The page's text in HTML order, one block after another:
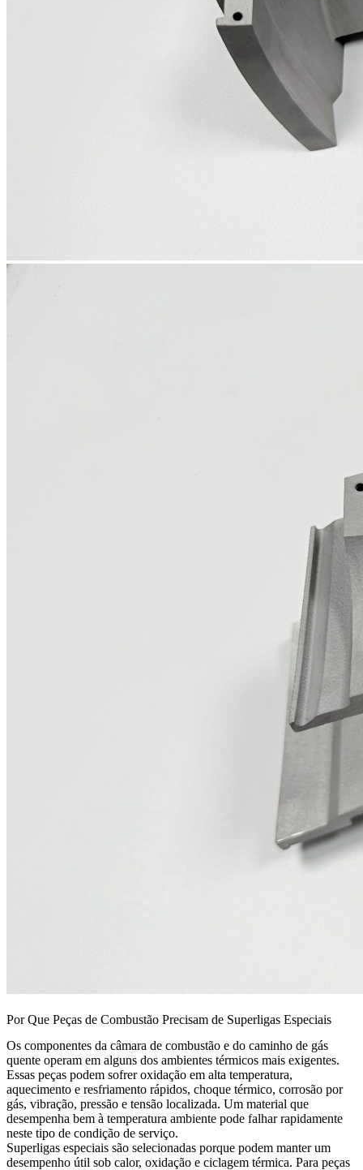
Por Que Peças de Combustão Precisam de Superligas Especiais
Os componentes da câmara de combustão e do caminho de gás
quente operam em alguns dos ambientes térmicos mais exigentes.
Essas peças podem sofrer oxidação em alta temperatura,
aquecimento e resfriamento rápidos, choque térmico, corrosão por
gás, vibração, pressão e tensão localizada. Um material que
desempenha bem à temperatura ambiente pode falhar rapidamente
neste tipo de condição de serviço.
Superligas especiais são selecionadas porque podem manter um
desempenho útil sob calor, oxidação e ciclagem térmica. Para peças